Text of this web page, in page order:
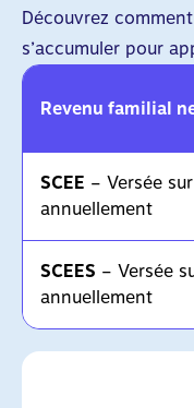
Découvrez
s’accumuler pour
Revenu familial
SCEE – Versée
annuellement
SCEES – Versée
annuellement